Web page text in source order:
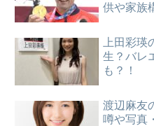
供や家族
上田彩
生？バレ
も？！
渡辺麻友
噂や写真